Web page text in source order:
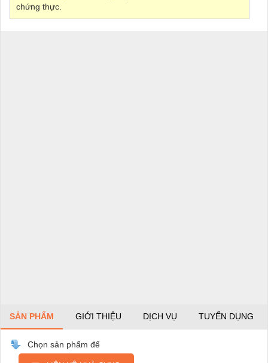
chứng thực.
SẢN PHẨM GIỚI THIỆU DỊCH VỤ TUYỂN DỤNG
Chọn sản phẩm để